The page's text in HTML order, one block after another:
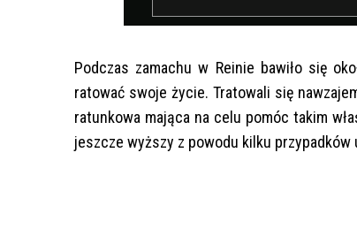
Podczas zamachu w Reinie bawiło się
ratować swoje życie. Tratowali się
ratunkowa mająca na celu pomóc takim
jeszcze wyższy z powodu kilku przypadków